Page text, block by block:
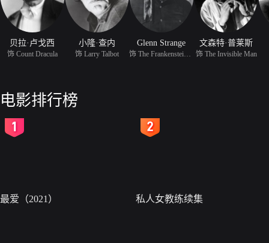
贝拉·卢戈西
饰 Count Dracula
小隆·查内
饰 Larry Talbot
Glenn Strange 文森特·普莱斯
饰 The Invisible Man
电影排行榜
最爱（2021） 私人女教练续集